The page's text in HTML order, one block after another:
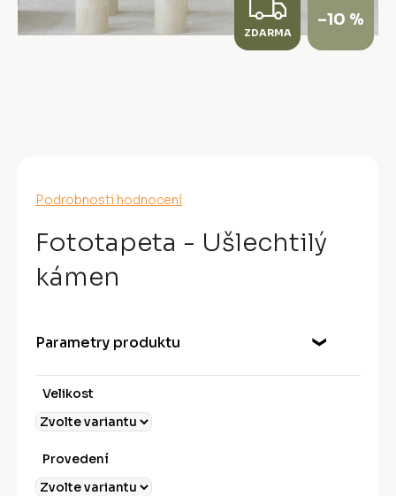
Průměrné
produktu
je
0,0
z
Podrobnosti hodnocení
Fototapeta - Ušlechtilý
kámen
Parametry produktu
Velikost
Provedení
Z
D
ZDARMA
–10 %